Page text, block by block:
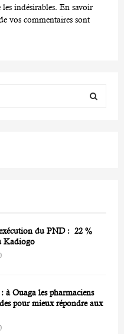
indésirables. En savoir
vos commentaires sont
du PND : 22 %
Kadiogo
à Ouaga les pharmaciens
pour mieux répondre aux